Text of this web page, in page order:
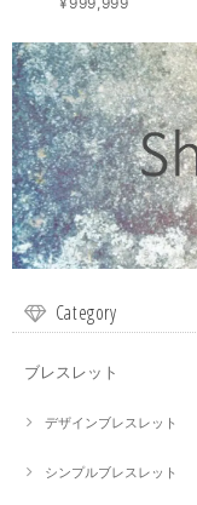
Category
ブレスレット
デザインブレスレット
シンプルブレスレット